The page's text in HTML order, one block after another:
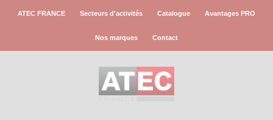
ATEC FRANCE Secteurs d'activités Catalogue Avantages PRO
Nos marques Contact